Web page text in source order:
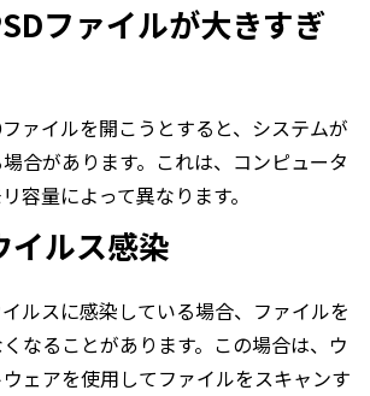
ファイルが大きすぎ
ァイルを開こうとすると、システムが
合があります。これは、コンピュータ
容量によって異なります。
イルス感染
ルスに感染している場合、ファイルを
なることがあります。この場合は、ウ
ェアを使用してファイルをスキャンす